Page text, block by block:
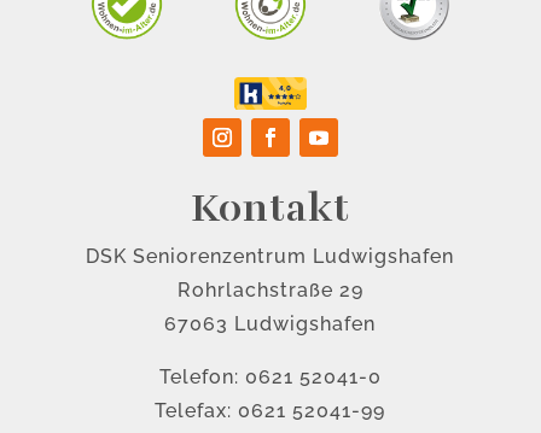
Kontakt
DSK Seniorenzentrum Ludwigshafen
Rohrlachstraße 29
67063 Ludwigshafen
Telefon: 0621 52041-0
Telefax: 0621 52041-99